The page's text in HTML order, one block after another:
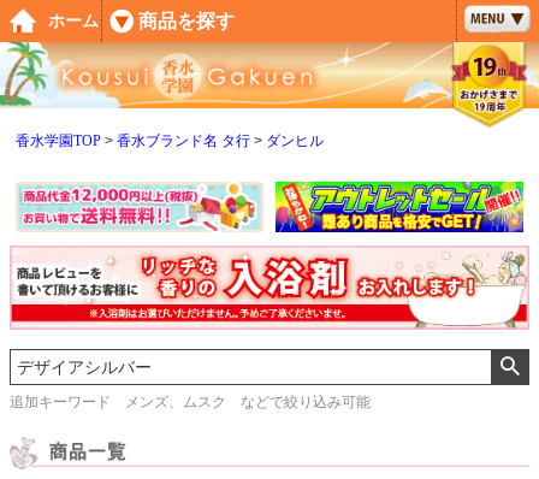
香水学園TOP 香水ブランド名 タ行 ダンヒル
追加キーワード メンズ、ムスク などで絞り込み可能
ペー
ジト
ップ
へ
ホーム 商品を探す